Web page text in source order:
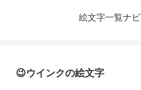
絵文字一覧ナビ
😉ウインクの絵文字